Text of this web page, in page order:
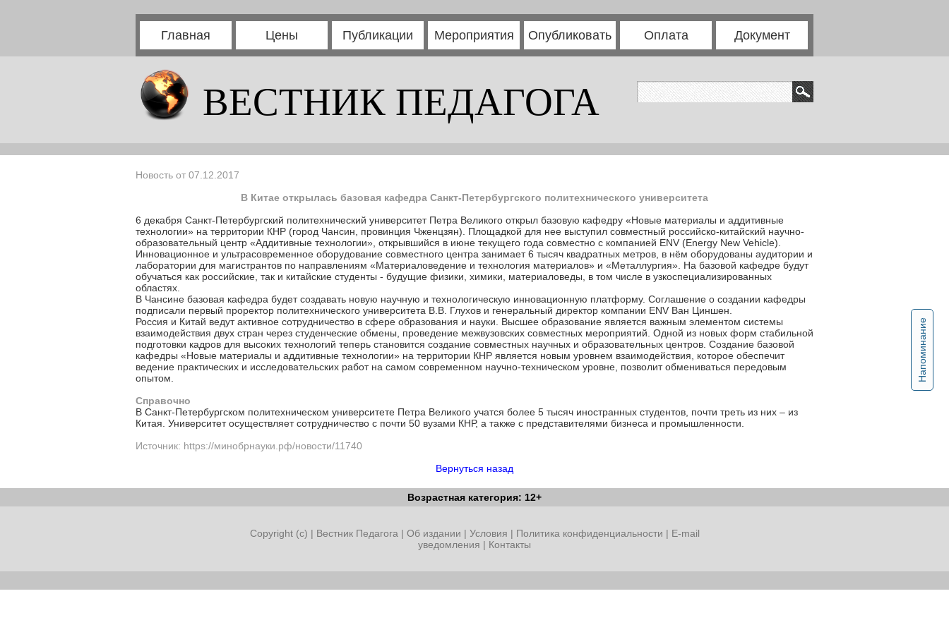
Главная Цены Публикации Мероприятия Опубликовать Оплата Документ
ВЕСТНИК ПЕДАГОГА
Напоминание
Новость от 07.12.2017
В Китае открылась базовая кафедра Санкт-Петербургского политехнического университета
6 декабря Санкт-Петербургский политехнический университет Петра Великого открыл базовую кафедру «Новые материалы и аддитивные
технологии» на территории КНР (город Чансин, провинция Чженцзян). Площадкой для нее выступил совместный российско-китайский научно-
образовательный центр «Аддитивные технологии», открывшийся в июне текущего года совместно с компанией ENV (Energy New Vehicle).
Инновационное и ультрасовременное оборудование совместного центра занимает 6 тысяч квадратных метров, в нём оборудованы аудитории и
лаборатории для магистрантов по направлениям «Материаловедение и технология материалов» и «Металлургия». На базовой кафедре будут
обучаться как российские, так и китайские студенты - будущие физики, химики, материаловеды, в том числе в узкоспециализированных
областях.
В Чансине базовая кафедра будет создавать новую научную и технологическую инновационную платформу. Соглашение о создании кафедры
подписали первый проректор политехнического университета В.В. Глухов и генеральный директор компании ENV Ван Циншен.
Россия и Китай ведут активное сотрудничество в сфере образования и науки. Высшее образование является важным элементом системы
взаимодействия двух стран через студенческие обмены, проведение межвузовских совместных мероприятий. Одной из новых форм стабильной
подготовки кадров для высоких технологий теперь становится создание совместных научных и образовательных центров. Создание базовой
кафедры «Новые материалы и аддитивные технологии» на территории КНР является новым уровнем взаимодействия, которое обеспечит
ведение практических и исследовательских работ на самом современном научно-техническом уровне, позволит обмениваться передовым
опытом.
Справочно
В Санкт-Петербургском политехническом университете Петра Великого учатся более 5 тысяч иностранных студентов, почти треть из них – из
Китая. Университет осуществляет сотрудничество с почти 50 вузами КНР, а также с представителями бизнеса и промышленности.
Источник: https://минобрнауки.рф/новости/11740
Вернуться назад
Возрастная категория: 12+
Copyright (c) | Вестник Педагога | Об издании | Условия | Политика конфиденциальности | E-mail
уведомления | Контакты